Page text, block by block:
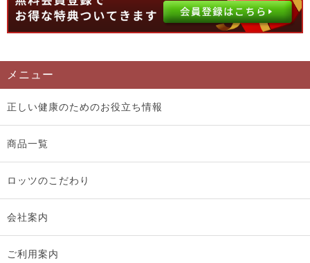
メニュー
正しい健康のためのお役立ち情報
商品一覧
ロッツのこだわり
会社案内
ご利用案内